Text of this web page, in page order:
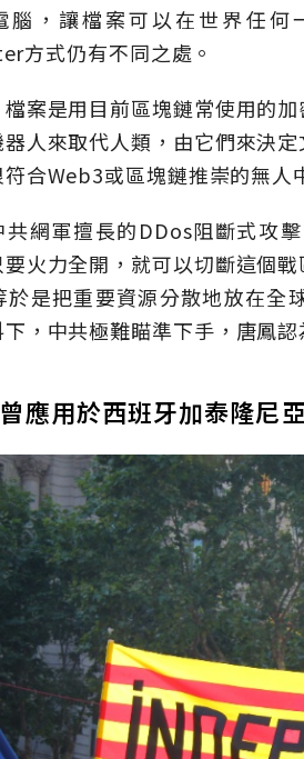
腦，讓檔案可以在世界任何
方式仍有不同之處。
檔案是用目前區塊鏈常使用的
人來取代人類，由它們來決
符合Web3或區塊鏈推崇的無人
共網軍擅長的DDos阻斷式攻
要火力全開，就可以切斷這個
於是把重要資源分散地放在全
，中共極難瞄準下手，唐鳳
應用於西班牙加泰隆尼